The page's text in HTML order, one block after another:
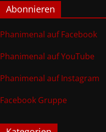
Abonnieren
Phanimenal auf Facebook
Phanimenal auf YouTube
Phanimenal auf Instagram
Facebook Gruppe